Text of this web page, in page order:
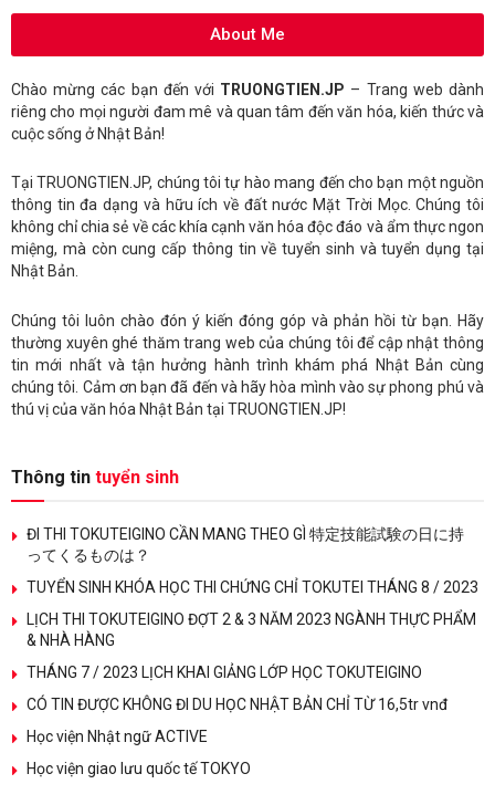
About Me
Chào mừng các bạn đến với TRUONGTIEN.JP – Trang web dành
riêng cho mọi người đam mê và quan tâm đến văn hóa, kiến thức và
cuộc sống ở Nhật Bản!
Tại TRUONGTIEN.JP, chúng tôi tự hào mang đến cho bạn một nguồn
thông tin đa dạng và hữu ích về đất nước Mặt Trời Mọc. Chúng tôi
không chỉ chia sẻ về các khía cạnh văn hóa độc đáo và ẩm thực ngon
miệng, mà còn cung cấp thông tin về tuyển sinh và tuyển dụng tại
Nhật Bản.
Chúng tôi luôn chào đón ý kiến đóng góp và phản hồi từ bạn. Hãy
thường xuyên ghé thăm trang web của chúng tôi để cập nhật thông
tin mới nhất và tận hưởng hành trình khám phá Nhật Bản cùng
chúng tôi. Cảm ơn bạn đã đến và hãy hòa mình vào sự phong phú và
thú vị của văn hóa Nhật Bản tại TRUONGTIEN.JP!
Thông tin tuyển sinh
ĐI THI TOKUTEIGINO CẦN MANG THEO GÌ 特定技能試験の日に持
ってくるものは？
TUYỂN SINH KHÓA HỌC THI CHỨNG CHỈ TOKUTEI THÁNG 8 / 2023
LỊCH THI TOKUTEIGINO ĐỢT 2 & 3 NĂM 2023 NGÀNH THỰC PHẨM
& NHÀ HÀNG
THÁNG 7 / 2023 LỊCH KHAI GIẢNG LỚP HỌC TOKUTEIGINO
CÓ TIN ĐƯỢC KHÔNG ĐI DU HỌC NHẬT BẢN CHỈ TỪ 16,5tr vnđ
Học viện Nhật ngữ ACTIVE
Học viện giao lưu quốc tế TOKYO